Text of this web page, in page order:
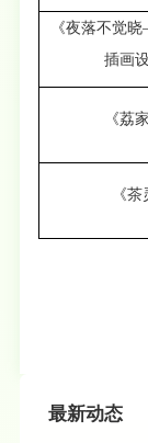
《夜落不觉
插画设
《荔
《茶
最新动态